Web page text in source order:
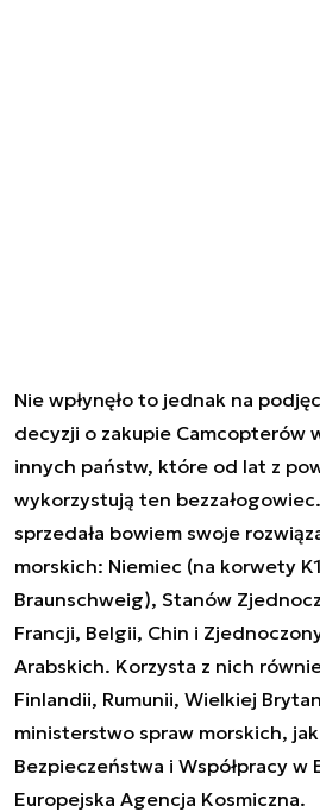
Nie wpłynęło to jednak na
decyzji o zakupie Camcopterów
innych państw, które od lat z
wykorzystują ten
sprzedała bowiem swoje
morskich: Niemiec (na korwety
Braunschweig), Stanów
Francji, Belgii, Chin i
Arabskich. Korzysta z nich
Finlandii, Rumunii, Wielkiej
ministerstwo spraw morskich,
Bezpieczeństwa i Współpracy w
Europejska Agencja Kosmiczna.